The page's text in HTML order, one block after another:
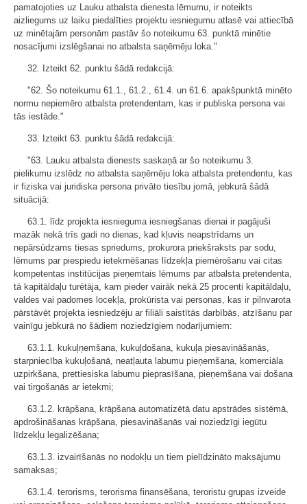
pamatojoties uz Lauku atbalsta dienesta lēmumu, ir noteikts
aizliegums uz laiku piedalīties projektu iesniegumu atlasē vai attiecībā
uz minētajām personām pastāv šo noteikumu 63. punktā minētie
nosacījumi izslēgšanai no atbalsta saņēmēju loka."
32. Izteikt 62. punktu šādā redakcijā:
"62. Šo noteikumu 61.1., 61.2., 61.4. un 61.6. apakšpunktā minēto
normu nepiemēro atbalsta pretendentam, kas ir publiska persona vai
tās iestāde."
33. Izteikt 63. punktu šādā redakcijā:
"63. Lauku atbalsta dienests saskaņā ar šo noteikumu 3.
pielikumu izslēdz no atbalsta saņēmēju loka atbalsta pretendentu, kas
ir fiziska vai juridiska persona privāto tiesību jomā, jebkurā šādā
situācijā:
63.1. līdz projekta iesnieguma iesniegšanas dienai ir pagājuši
mazāk nekā trīs gadi no dienas, kad kļuvis neapstrīdams un
nepārsūdzams tiesas spriedums, prokurora priekšraksts par sodu,
lēmums par piespiedu ietekmēšanas līdzekļa piemērošanu vai citas
kompetentas institūcijas pieņemtais lēmums par atbalsta pretendenta,
tā kapitāldaļu turētāja, kam pieder vairāk nekā 25 procenti kapitāldaļu,
valdes vai padomes locekļa, prokūrista vai personas, kas ir pilnvarota
pārstāvēt projekta iesniedzēju ar filiāli saistītās darbībās, atzīšanu par
vainīgu jebkurā no šādiem noziedzīgiem nodarījumiem:
63.1.1. kukuļņemšana, kukuļdošana, kukuļa piesavināšanās,
starpniecība kukuļošanā, neatļauta labumu pieņemšana, komerciāla
uzpirkšana, prettiesiska labumu pieprasīšana, pieņemšana vai došana
vai tirgošanās ar ietekmi;
63.1.2. krāpšana, krāpšana automatizētā datu apstrādes sistēmā,
apdrošināšanas krāpšana, piesavināšanās vai noziedzīgi iegūtu
līdzekļu legalizēšana;
63.1.3. izvairīšanās no nodokļu un tiem pielīdzināto maksājumu
samaksas;
63.1.4. terorisms, terorisma finansēšana, teroristu grupas izveide